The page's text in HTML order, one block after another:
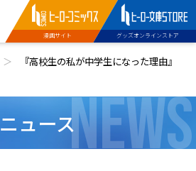
漫画サイト グッズオンラインストア
『高校生の私が中学生になった理由』
ニュースNEWS